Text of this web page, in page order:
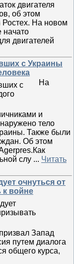
двигателя
об этом
Ростех. На новом
начато
двигателей
с Украины
На
и
тело
Также были
Об этом
слу ... Читать
очнуться от
к войне
Запад
путем диалога
общего курса,